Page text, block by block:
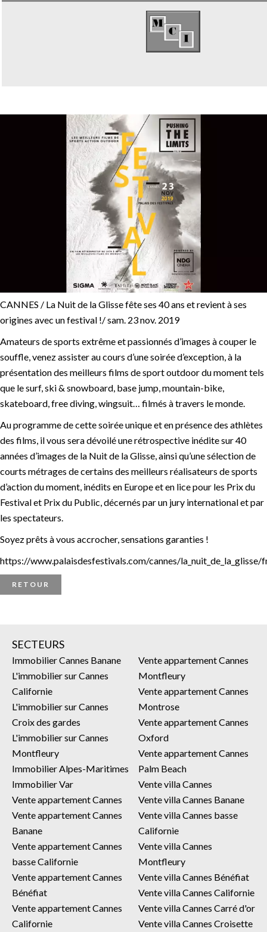
CANNES / La Nuit de la Glisse fête ses 40 ans et revient à ses
origines avec un festival !/ sam. 23 nov. 2019
Amateurs de sports extrême et passionnés d’images à couper le
souffle, venez assister au cours d’une soirée d’exception, à la
présentation des meilleurs films de sport outdoor du moment tels
que le surf, ski & snowboard, base jump, mountain-bike,
skateboard, free diving, wingsuit… filmés à travers le monde.
Au programme de cette soirée unique et en présence des athlètes
des films, il vous sera dévoilé une rétrospective inédite sur 40
années d’images de la Nuit de la Glisse, ainsi qu’une sélection de
courts métrages de certains des meilleurs réalisateurs de sports
d’action du moment, inédits en Europe et en lice pour les Prix du
Festival et Prix du Public, décernés par un jury international et par
les spectateurs.
Soyez prêts à vous accrocher, sensations garanties !
https://www.palaisdesfestivals.com/cannes/
RETOUR
SECTEURS
Immobilier Cannes Banane
L'immobilier sur Cannes
Californie
L'immobilier sur Cannes
Croix des gardes
L'immobilier sur Cannes
Montfleury
Immobilier Alpes-Maritimes
Immobilier Var
Vente appartement Cannes
Vente appartement Cannes
Banane
Vente appartement Cannes
basse Californie
Vente appartement Cannes
Bénéfiat
Vente appartement Cannes
Californie
Vente appartement Cannes
Montfleury
Vente appartement Cannes
Montrose
Vente appartement Cannes
Oxford
Vente appartement Cannes
Palm Beach
Vente villa Cannes
Vente villa Cannes Banane
Vente villa Cannes basse
Californie
Vente villa Cannes
Montfleury
Vente villa Cannes Bénéfiat
Vente villa Cannes Californie
Vente villa Cannes Carré d'or
Vente villa Cannes Croisette